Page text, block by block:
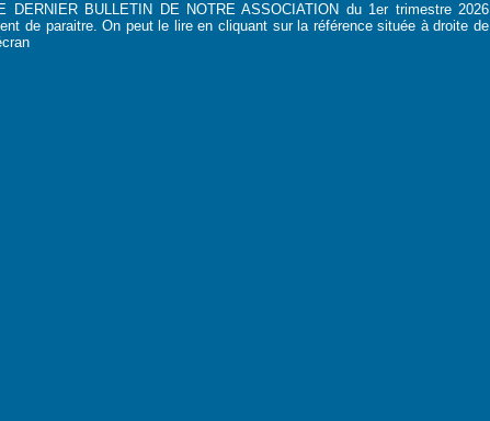
DERNIER BULLETIN DE NOTRE ASSOCIATION du 1er trimestre 2026
de paraitre. On peut le lire en cliquant sur la référence située à droite de